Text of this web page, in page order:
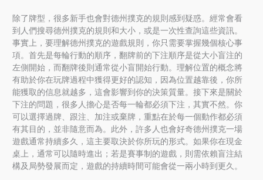
除了牌型，很多新手也會對德州撲克的規則感到疑惑。經常會看
到人們搜尋德州撲克的規則和大小，或是一次性查詢這些資訊。
事實上，要理解德州撲克的遊戲規則，你只需要掌握幾個核心事
項。首先是每輪行動的順序，翻牌前的下注順序是從大小盲注的
左側開始，而翻牌後則通常從小盲開始行動。理解位置的概念將
有助於你在玩牌過程中獲得更好的認知，因為位置越靠後，你所
能獲取的信息就越多，這會影響到你的決策質量。接下來是關於
下注的問題，很多人擔心是否每一輪都必須下注，其實不然。你
可以選擇過牌、跟注、加注或棄牌，重點在於每一個動作都必須
有其目的，並非隨意而為。此外，許多人也會好奇德州撲克一場
遊戲通常持續多久，這主要取決於你所玩的形式。如果你在現金
桌上，通常可以隨時進出；若是賽事制的遊戲，則需依賴盲注結
構及局勢發展而定，遊戲的持續時間可能會從一兩小時到更久。